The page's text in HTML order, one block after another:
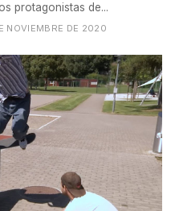
protagonistas de...
NOVIEMBRE DE 2020